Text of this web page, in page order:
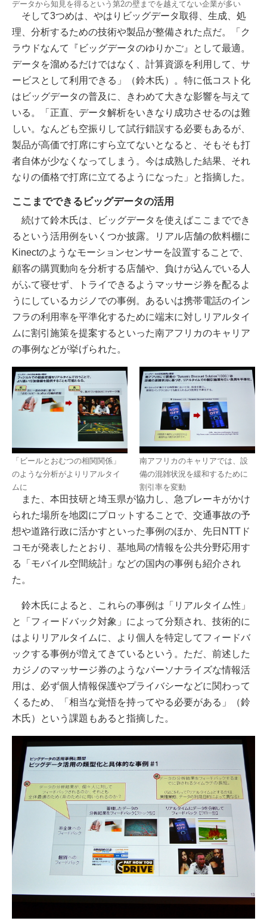
データから知見を得るという第2の壁までを越えてない企業が多い
そして3つめは、やはりビッグデータ取得、生成、処
理、分析するための技術や製品が整備された点だ。「ク
ラウドなんて『ビッグデータのゆりかご』として最適。
データを溜めるだけではなく、計算資源を利用して、サ
ービスとして利用できる」（鈴木氏）。特に低コスト化
はビッグデータの普及に、きわめて大きな影響を与えて
いる。「正直、データ解析をいきなり成功させるのは難
しい。なんども空振りして試行錯誤する必要もあるが、
製品が高価で打席にすら立てないとなると、そもそも打
者自体が少なくなってしまう。今は成熟した結果、それ
なりの価格で打席に立てるようになった」と指摘した。
ここまでできるビッグデータの活用
続けて鈴木氏は、ビッグデータを使えばここまででき
るという活用例をいくつか披露。リアル店舗の飲料棚に
Kinectのようなモーションセンサーを設置することで、
顧客の購買動向を分析する店舗や、負けが込んでいる人
がふて寝せず、トライできるようマッサージ券を配るよ
うにしているカジノでの事例。あるいは携帯電話のイン
フラの利用率を平準化するために端末に対しリアルタイ
ムに割引施策を提案するといった南アフリカのキャリア
の事例などが挙げられた。
「ビールとおむつの相関関係」
のような分析がよりリアルタイ
ムに
南アフリカのキャリアでは、設
備の混雑状況を緩和するために
割引率を変動
また、本田技研と埼玉県が協力し、急ブレーキがかけ
られた場所を地図にプロットすることで、交通事故の予
想や道路行政に活かすといった事例のほか、先日NTTド
コモが発表したとおり、基地局の情報を公共分野応用す
る「モバイル空間統計」などの国内の事例も紹介され
た。
鈴木氏によると、これらの事例は「リアルタイム性」
と「フィードバック対象」によって分類され、技術的に
はよりリアルタイムに、より個人を特定してフィードバ
ックする事例が増えてきているという。ただ、前述した
カジノのマッサージ券のようなパーソナライズな情報活
用は、必ず個人情報保護やプライバシーなどに関わって
くるため、「相当な覚悟を持ってやる必要がある」（鈴
木氏）という課題もあると指摘した。